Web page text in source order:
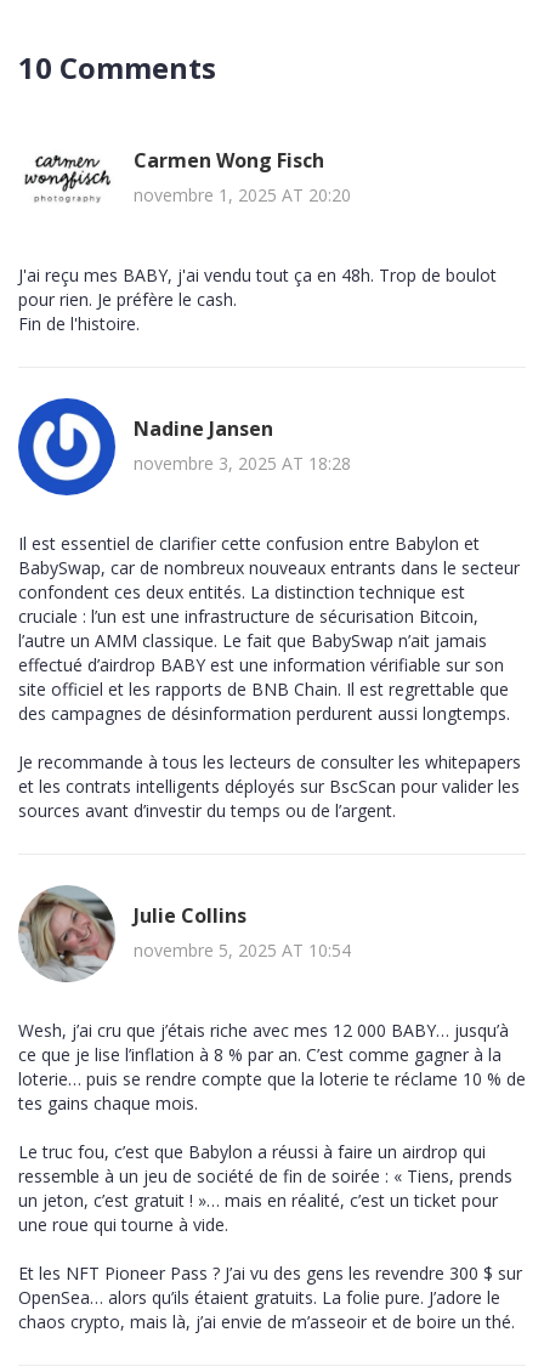
10 Comments
Carmen Wong Fisch
novembre 1, 2025 AT 20:20
J'ai reçu mes BABY, j'ai vendu tout ça en 48h. Trop de boulot
pour rien. Je préfère le cash.
Fin de l'histoire.
Nadine Jansen
novembre 3, 2025 AT 18:28
Il est essentiel de clarifier cette confusion entre Babylon et
BabySwap, car de nombreux nouveaux entrants dans le secteur
confondent ces deux entités. La distinction technique est
cruciale : l’un est une infrastructure de sécurisation Bitcoin,
l’autre un AMM classique. Le fait que BabySwap n’ait jamais
effectué d’airdrop BABY est une information vérifiable sur son
site officiel et les rapports de BNB Chain. Il est regrettable que
des campagnes de désinformation perdurent aussi longtemps.
Je recommande à tous les lecteurs de consulter les whitepapers
et les contrats intelligents déployés sur BscScan pour valider les
sources avant d’investir du temps ou de l’argent.
Julie Collins
novembre 5, 2025 AT 10:54
Wesh, j’ai cru que j’étais riche avec mes 12 000 BABY… jusqu’à
ce que je lise l’inflation à 8 % par an. C’est comme gagner à la
loterie… puis se rendre compte que la loterie te réclame 10 % de
tes gains chaque mois.
Le truc fou, c’est que Babylon a réussi à faire un airdrop qui
ressemble à un jeu de société de fin de soirée : « Tiens, prends
un jeton, c’est gratuit ! »… mais en réalité, c’est un ticket pour
une roue qui tourne à vide.
Et les NFT Pioneer Pass ? J’ai vu des gens les revendre 300 $ sur
OpenSea… alors qu’ils étaient gratuits. La folie pure. J’adore le
chaos crypto, mais là, j’ai envie de m’asseoir et de boire un thé.